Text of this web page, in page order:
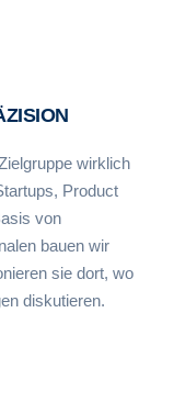
wirklich
Product
von
bauen wir
sie dort, wo
diskutieren.